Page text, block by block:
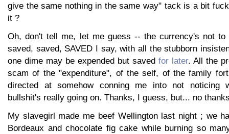
give the same nothing in the same way" tack is a bit
it ?
Oh, don't tell me, let me guess -- the currency's not
saved, saved, SAVED I say, with all the stubborn
one dime may be expended but saved for later. All the
scam of the "expenditure", of the self, of the family
directed at somehow conning me into not noticing
bullshit's really going on. Thanks, I guess, but... no
My slavegirl made me beef Wellington last night ; we
Bordeaux and chocolate fig cake while burning so